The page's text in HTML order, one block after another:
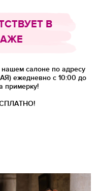
В
салоне по адресу
ежедневно с 10:00 до
примерку!